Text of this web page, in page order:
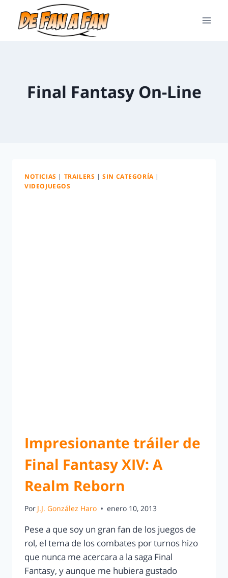
Final Fantasy On-Line
NOTICIAS | TRAILERS |SIN CATEGORÍA |
VIDEOJUEGOS
Impresionante tráiler de
Final Fantasy XIV: A
Realm Reborn
Por J.J. González Haro enero 10, 2013
Pese a que soy un gran fan de los juegos de
rol, el tema de los combates por turnos hizo
que nunca me acercara a la saga Final
Fantasy, y aunque me hubiera gustado